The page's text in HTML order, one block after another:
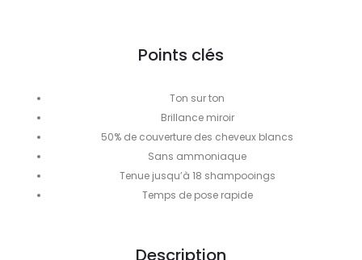
Points clés
Ton sur ton
Brillance miroir
50% de couverture des cheveux blancs
Sans ammoniaque
Tenue jusqu’à 18 shampooings
Temps de pose rapide
Description